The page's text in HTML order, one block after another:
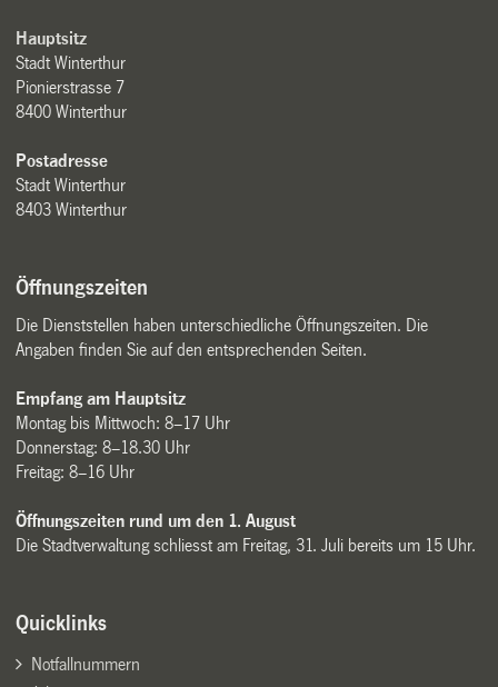
Hauptsitz
Stadt Winterthur
Pionierstrasse 7
8400 Winterthur
Postadresse
Stadt Winterthur
8403 Winterthur
Öffnungszeiten
Die Dienststellen haben unterschiedliche Öffnungszeiten. Die
Angaben finden Sie auf den entsprechenden Seiten.
Empfang am Hauptsitz
Montag bis Mittwoch: 8–17 Uhr
Donnerstag: 8–18.30 Uhr
Freitag: 8–16 Uhr
Öffnungszeiten rund um den 1. August
Die Stadtverwaltung schliesst am Freitag, 31. Juli bereits um 15 Uhr.
Quicklinks
Notfallnummern